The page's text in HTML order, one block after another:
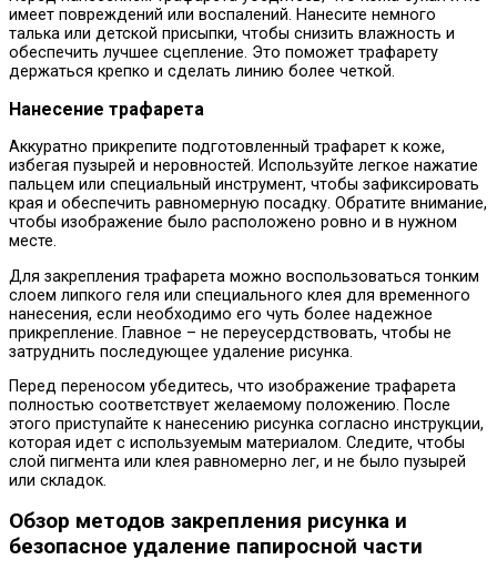
имеет повреждений или воспалений. Нанесите немного
талька или детской присыпки, чтобы снизить влажность и
обеспечить лучшее сцепление. Это поможет трафарету
держаться крепко и сделать линию более четкой.
Нанесение трафарета
Аккуратно прикрепите подготовленный трафарет к коже,
избегая пузырей и неровностей. Используйте легкое нажатие
пальцем или специальный инструмент, чтобы зафиксировать
края и обеспечить равномерную посадку. Обратите внимание,
чтобы изображение было расположено ровно и в нужном
месте.
Для закрепления трафарета можно воспользоваться тонким
слоем липкого геля или специального клея для временного
нанесения, если необходимо его чуть более надежное
прикрепление. Главное – не переусердствовать, чтобы не
затруднить последующее удаление рисунка.
Перед переносом убедитесь, что изображение трафарета
полностью соответствует желаемому положению. После
этого приступайте к нанесению рисунка согласно инструкции,
которая идет с используемым материалом. Следите, чтобы
слой пигмента или клея равномерно лег, и не было пузырей
или складок.
Обзор методов закрепления рисунка и
безопасное удаление папиросной части